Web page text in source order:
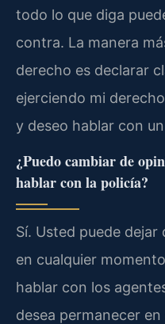
todo lo que diga
contra. La manera
derecho es declarar
ejerciendo mi
y deseo hablar con
¿Puedo cambiar de
hablar con la policía?
Sí. Usted puede
en cualquier
hablar con los
desea permanecer